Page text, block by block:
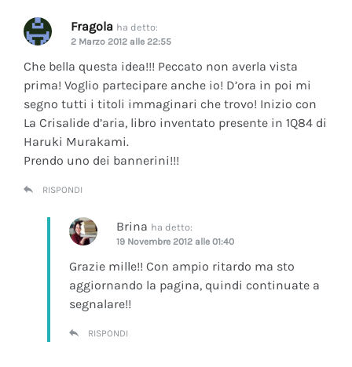
Fragola ha detto:
2 Marzo 2012 alle 22:55
Che bella questa idea!!! Peccato non averla vista
prima! Voglio partecipare anche io! D’ora in poi mi
segno tutti i titoli immaginari che trovo! Inizio con
La Crisalide d’aria, libro inventato presente in 1Q84 di
Haruki Murakami.
Prendo uno dei bannerini!!!
RISPONDI
Brina ha detto:
19 Novembre 2012 alle 01:40
Grazie mille!! Con ampio ritardo ma sto
aggiornando la pagina, quindi continuate a
segnalare!!
RISPONDI